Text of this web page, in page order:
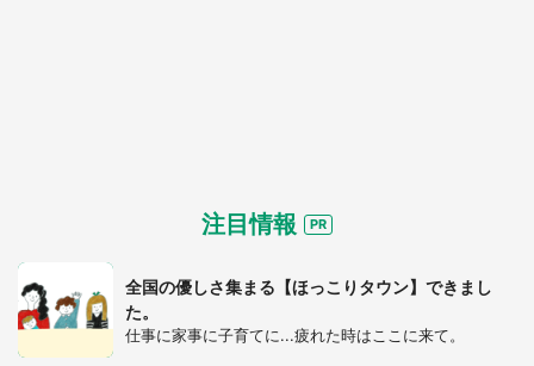
注目情報
全国の優しさ集まる【ほっこりタウン】できまし
た。
仕事に家事に子育てに...疲れた時はここに来て。